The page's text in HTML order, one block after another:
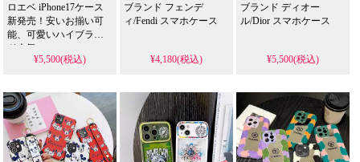
ロエベ iPhone17ケース
新発売！安いお揃い可
能、可愛いハイブラン
ド人気。
iPhone17/17pro/16/15/14/13
ド、耐衝撃＆防水の多
機能仕様。かわいいロ
エベスタイルが流行
り、格安で手に入り、
iPhone16pro/15promaxケ
¥5,500(税込)
ブランド フェンデ
ィ/Fendi スマホケース
¥4,180(税込)
ブランド ディオー
ル/Dior スマホケース
¥5,500(税込)